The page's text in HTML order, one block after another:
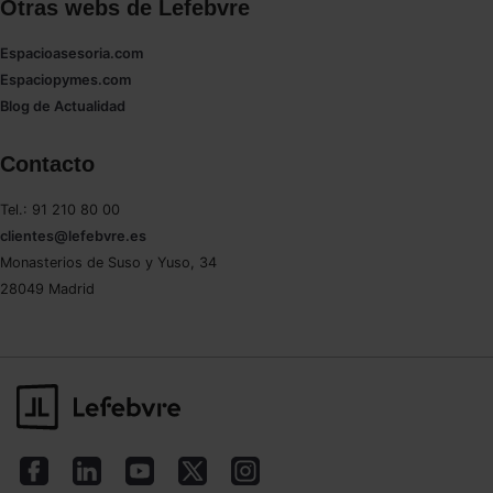
Otras webs de Lefebvre
Espacioasesoria.com
Espaciopymes.com
Blog de Actualidad
Contacto
Tel.: 91 210 80 00
clientes@lefebvre.es
Monasterios de Suso y Yuso, 34
28049 Madrid